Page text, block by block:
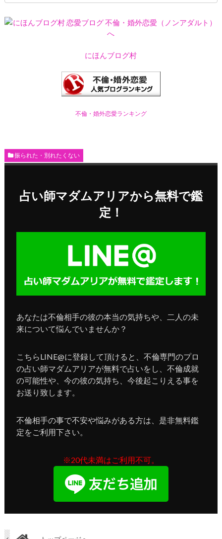
にほんブログ村
不倫・婚外恋愛ランキング
振られた・別れたくない
占い師マダムアリアから無料で鑑
定！
あなたは不倫相手の彼の本当の気持ちや、二人の未
来について悩んでいませんか？
こちらLINE@に登録して頂けると、不倫専門のプロ
の占い師マダムアリアが無料で占いをし、不倫成就
の可能性や、今の彼の気持ち、今後起こりえる事を
お送り致します。
不倫相手の事で不安や悩みがある方は、是非無料鑑
定をご利用下さい。
※20代未満はご利用不可。